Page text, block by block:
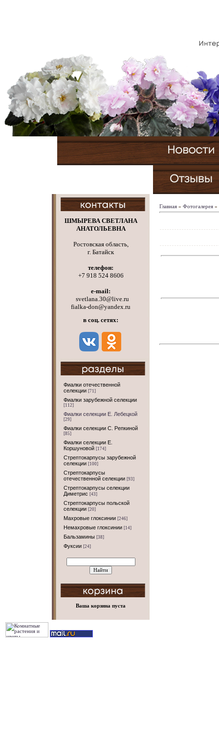
ШМЫРЕВА СВЕТЛАНА
АНАТОЛЬЕВНА
Ростовская область,
г. Батайск
телефон:
+7 918 524 8606
e-mail:
svetlana.30@live.ru
fialka-don@yandex.ru
в соц. сетях:
Фиалки отечественной
селекции [71]
Фиалки зарубежной селекции
[112]
Фиалки селекции Е. Лебецкой
[29]
Фиалки селекции С. Репкиной
[85]
Фиалки селекции Е.
Коршуновой [174]
Стрептокарпусы зарубежной
селекции [100]
Стрептокарпусы
отечественной селекции [93]
Стрептокарпусы селекции
Диметрис [43]
Стрептокарпусы польской
селекции [20]
Махровые глоксинии [246]
Немахровые глоксинии [14]
Бальзамины [38]
Фуксии [24]
Ваша корзина пуста
Главная » Фотогалерея »